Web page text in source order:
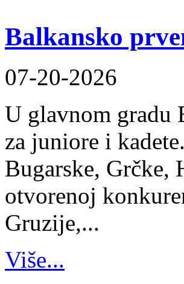
Balkansko
07-20-2026
U glavnom gradu
za juniore i
Bugarske, Grčke,
otvorenoj
Gruzije,...
Više...